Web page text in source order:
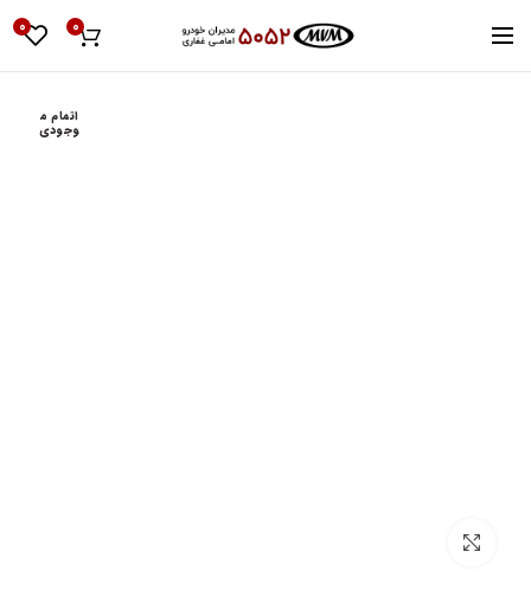
0
0
اتمام م
وجودی